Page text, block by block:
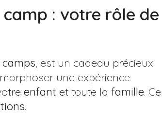
: votre rôle de
camps, est un cadeau précieux.
une expérience
enfant et toute la famille. Ce
.